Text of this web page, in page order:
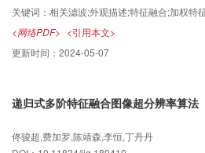
时的首要考虑因素。为了提高外观模型的鲁棒
度特征、颜色特征或其他组合特征代替原始
结合特征本身考虑不同特征在模型中所占的
取以及融合方式，通过引入权重向量对特征进
外观模型的追踪器。根据特征的计算方式，
的有限组整数解集，最后通过实验确定最终的
100中的100个视频序列，将本文算法与其他7
关键词： 相关滤波;外观描述;特征融合;加权特
<网络PDF> <引用本文>
更新时间： 2024-05-07
递归式多阶特征融合图像超分辨率算法
佟骏超,费加罗,陈靖森,李恒,丁丹丹